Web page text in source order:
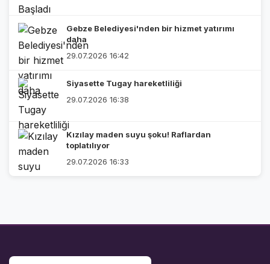
Gebze Belediyesi'nden bir hizmet yatırımı
daha
29.07.2026 16:42
Siyasette Tugay hareketliliği
29.07.2026 16:38
Kızılay maden suyu şoku! Raflardan
toplatılıyor
29.07.2026 16:33